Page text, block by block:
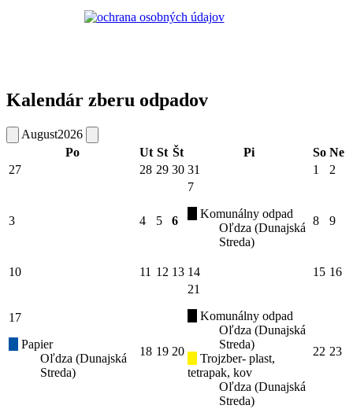
Kalendár zberu odpadov
August2026
Po
Ut St Št Pi So Ne
27
28 29 30 31 1 2
3 4 5 6
7
Komunálny odpad
Oľdza (Dunajská
Streda)
8 9
10 11 12 13 14 15 16
17
Papier
Oľdza (Dunajská
Streda)
18 19 20
21
Komunálny odpad
Oľdza (Dunajská
Streda)
Trojzber- plast,
tetrapak, kov
Oľdza (Dunajská
Streda)
22 23